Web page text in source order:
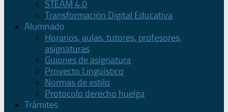
STEAM 4.0
Transformación Digital Educativa
Alumnado
Horarios, aulas, tutores, profesores,
asignaturas
Guiones de asignatura
Proyecto Lingüístico
Normas de estilo
Protocolo derecho huelga
Trámites